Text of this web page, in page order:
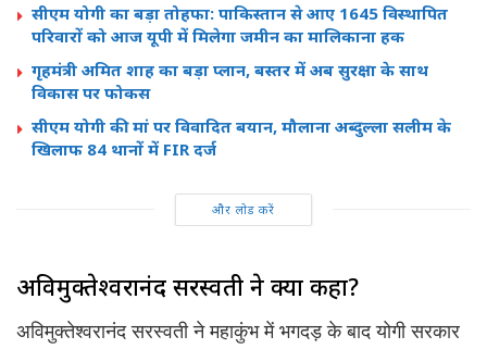
सीएम योगी का बड़ा तोहफा: पाकिस्तान से आए 1645 विस्थापित
परिवारों को आज यूपी में मिलेगा जमीन का मालिकाना हक
गृहमंत्री अमित शाह का बड़ा प्लान, बस्तर में अब सुरक्षा के साथ
विकास पर फोकस
सीएम योगी की मां पर विवादित बयान, मौलाना अब्दुल्ला सलीम के
खिलाफ 84 थानों में FIR दर्ज
और लोड करें
अविमुक्तेश्वरानंद सरस्वती ने क्या कहा?
अविमुक्तेश्वरानंद सरस्वती ने महाकुंभ में भगदड़ के बाद योगी सरकार